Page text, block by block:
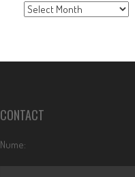
Arhive
CONTACT
Nume: